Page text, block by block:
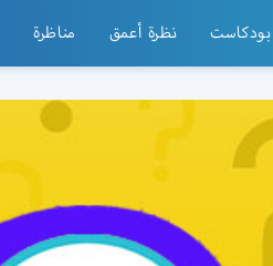
بودكاست نظرة أعمق مناظرة